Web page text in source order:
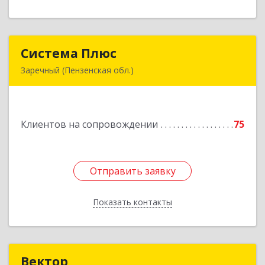
Система Плюс
Заречный (Пензенская обл.)
Клиентов на сопровождении 75
Отправить заявку
Показать контакты
Подробнее
Отправить заявку
Назад
Вектор